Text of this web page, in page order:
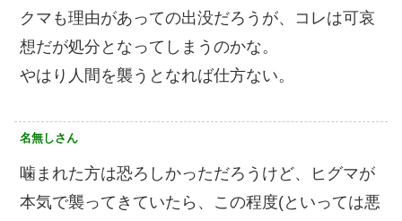
クマも理由があっての出没だろうが、コレは可哀
想だが処分となってしまうのかな。
やはり人間を襲うとなれば仕方ない。
名無しさん
噛まれた方は恐ろしかっただろうけど、ヒグマが
本気で襲ってきていたら、この程度(といっては悪